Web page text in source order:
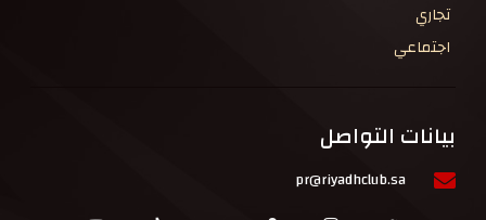
تجاري
اجتماعي
بيانات التواصل
pr@riyadhclub.sa